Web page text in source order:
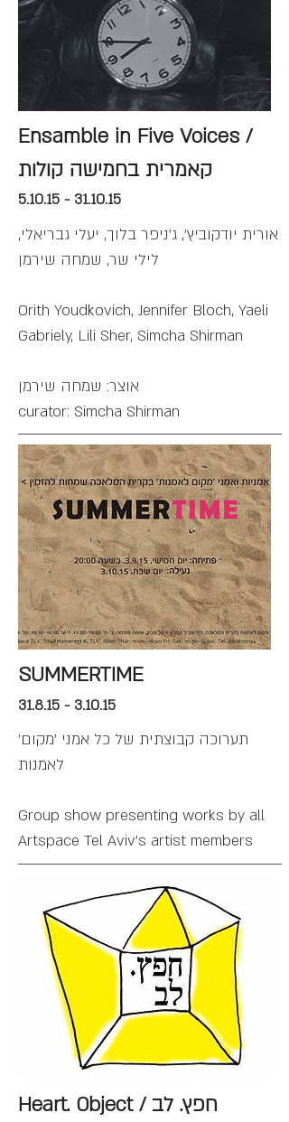
Ensamble in Five Voices /
קאמרית בחמישה קולות
5.10.15 - 31.10.15
אורית יודקוביץ', ג'ניפר בלוך, יעלי גבריאלי,
לילי שר, שמחה שירמן
Orith Youdkovich, Jennifer Bloch, Yaeli
Gabriely, Lili Sher, Simcha Shirman
אוצר: שמחה שירמן
curator: Simcha Shirman
SUMMERTIME
31.8.15 - 3.10.15
'תערוכה קבוצתית של כל אמני 'מקום
Group show presenting works by all
Artspace Tel Aviv's artist members
Heart. Object / חפץ. לב